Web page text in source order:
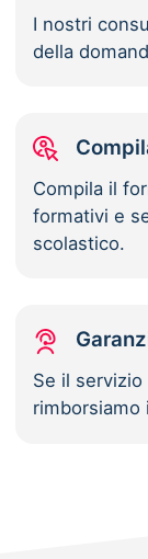
I nostri
della
Compila il
formativi e
scolastico.
Se il
rimborsiamo